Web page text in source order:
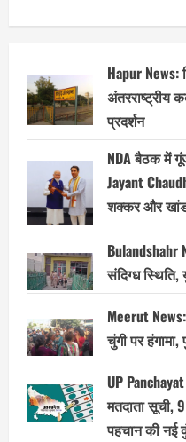
Hapur News:
अंतरराष्ट्रीय
प्रदर्शन
NDA बैठक में
Jayant
शक्कर और
Bulandshahr
संदिग्ध
Meerut
चुंगी पर
UP
मतदाता सूची,
पहचान की नई